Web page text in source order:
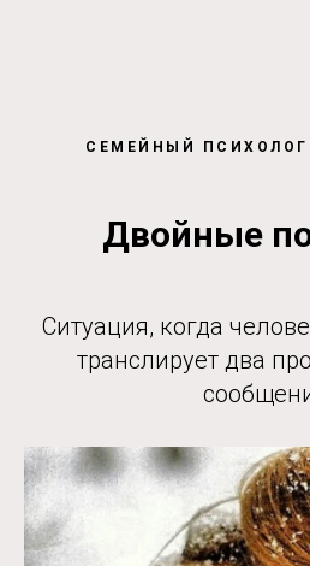
СЕМЕЙНЫЙ
Двойные
Ситуация, когда
транслирует два